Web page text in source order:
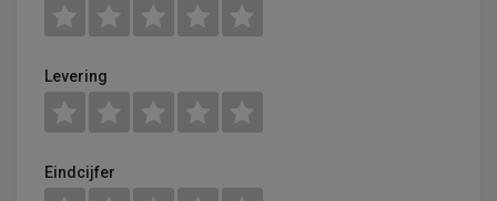
Levering
Eindcijfer